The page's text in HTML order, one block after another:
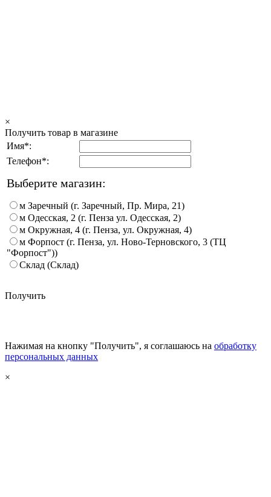
×
Получить товар в магазине
Имя*:
Телефон*:
Выберите магазин:
м Заречный (г. Заречный, Пр. Мира, 21)
м Одесская, 2 (г. Пенза ул. Одесская, 2)
м Окружная, 4 (г. Пенза, ул. Окружная, 4)
м Форпост (г. Пенза, ул. Ново-Терновского, 3 (ТЦ
"Форпост"))
Склад (Склад)
Получить
Нажимая на кнопку "Получить", я соглашаюсь на обработку
персональных данных
×